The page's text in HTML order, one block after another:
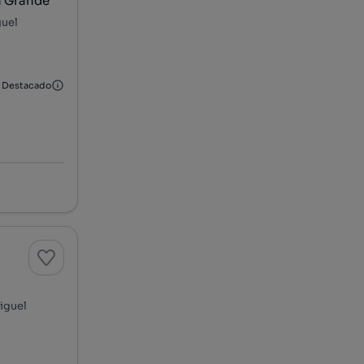
Destacado